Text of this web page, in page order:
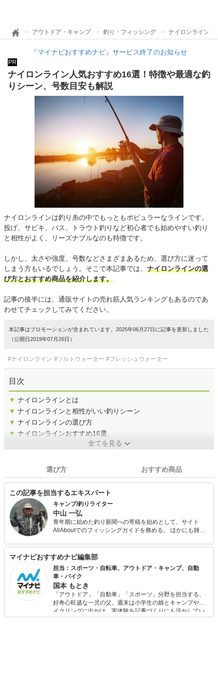
アウトドア・キャンプ 釣り・フィッシング ナイロンライン人
『マイナビおすすめナビ』サービス終了のお知らせ
PR
ナイロンライン人気おすすめ16選！特徴や最適な釣
りシーン、号数目安も解説
ナイロンラインは釣り糸の中でもっともポピュラーなラインです。
投げ、サビキ、バス、トラウト釣りなど初心者でも始めやすい釣り
と相性がよく、リーズナブルなのも特徴です。
しかし、太さや強度、号数などさまざまあるため、選び方に迷って
しまう方もいるでしょう。そこで本記事では、 ナイロンラインの選
び方とおすすめ商品を紹介します。
記事の後半には、通販サイトの売れ筋人気ランキングもあるのであ
わせてチェックしてみてください。
本記事はプロモーションが含まれています。2025年06月27日に記事を更新しました
（公開日2019年07月26日）
#ナイロンライン #ソルトウォーター #フレッシュウォーター
目次
▼ ナイロンラインとは
▼ ナイロンラインと相性がいい釣りシーン
▼ ナイロンラインの選び方
▼ ナイロンラインおすすめ16選
全てを見る
選び方 おすすめ商品
この記事を担当するエキスパート
キャンプ/釣りライター
中山 一弘
青年期に始めた釣り新聞への寄稿を始めとして、サイト
AllAboutでのフィッシングガイドを務める。 ほかにも雑誌
どでの執筆多数。 今も休日には必ず海山湖を駆けまわって
いる自然派で、あらゆるジャンルの釣りを体験し、季節に
合わせて日本中の旬な魚を追っている。 キャンプ用品は、
あえて払い下げのミリタリー系ギアで揃えるマニアな一面
も。
マイナビおすすめナビ編集部
担当：スポーツ・自転車、アウトドア・キャンプ、自動
車・バイク
国本 もとき
「アウトドア」「自動車」「スポーツ」分野を担当する、
好奇心旺盛な一児の父。週末は小学生の娘とキャンプやサ
イクリングに出かけ、実体験を記事づくりにも活かしてい
ます。読者の「知りたい」を分かりやすく届けることをモ